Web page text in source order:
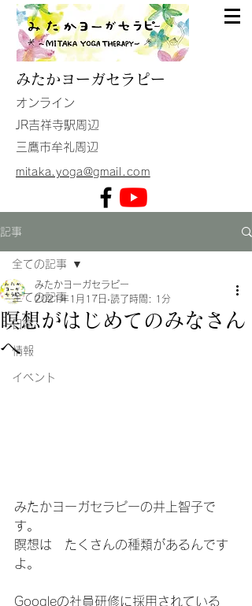
みたか ヨーガセラピー
​オンライン
JR吉祥寺駅周辺
​三鷹市牟礼周辺
mitaka.yoga@gmail.com
記事
全ての記事
日常
情報
イベント
全ての記事
瞑想がはじめてのみなさん
へ
みたかヨーガセラピー
2021年1月17日 読了時間: 1分
みたかヨーガセラピーの井上智子で
す。
瞑想は　たくさんの種類があるんです
よ。
Googleの社員研修に採用されている